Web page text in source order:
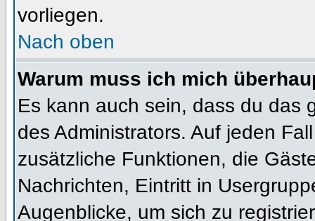
vorliegen.
Nach oben
Warum muss ich mich
Es kann auch sein, dass du das
des Administrators. Auf jeden
zusätzliche Funktionen, die
Nachrichten, Eintritt in
Augenblicke, um sich zu